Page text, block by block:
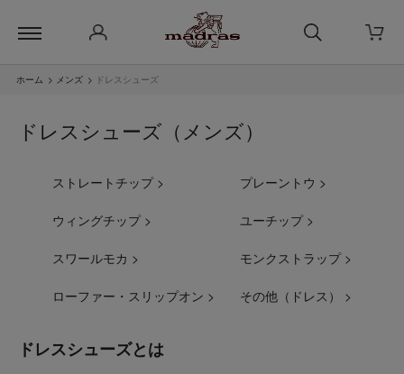
ホーム > メンズ > ドレスシューズ
ドレスシューズ（メンズ）
ストレートチップ > プレーントウ >
ウィングチップ > ユーチップ >
スワールモカ > モンクストラップ >
ローファー・スリップオン > その他（ドレス） >
ドレスシューズとは